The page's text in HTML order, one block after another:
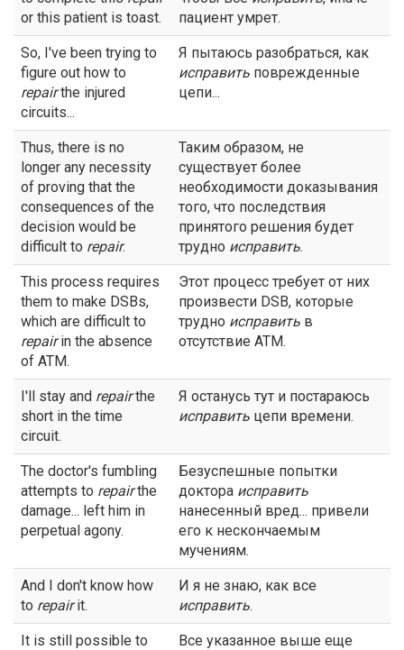
or this patient is toast.
пациент умрет.
So, I've been trying to
figure out how to
repairthe injured
circuits...
Я пытаюсь разобраться, как
исправить поврежденные
цепи...
Thus, there is no
longer any necessity
of proving that the
consequences of the
decision would be
difficult to repair.
Таким образом, не
существует более
необходимости доказывания
того, что последствия
принятого решения будет
трудно исправить.
This process requires
them to make DSBs,
which are difficult to
repairin the absence
of ATM.
Этот процесс требует от них
произвести DSB, которые
трудно исправить в
отсутствие ATM.
I'll stay and repairthe
short in the time
circuit.
Я останусь тут и постараюсь
исправить цепи времени.
The doctor's fumbling
attempts to repairthe
damage... left him in
perpetual agony.
Безуспешные попытки
доктора исправить
нанесенный вред... привели
его к нескончаемым
мучениям.
And I don't know how
to repairit.
И я не знаю, как все
исправить.
It is still possible to Все указанное выше еще